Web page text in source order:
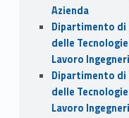
Azienda
Dipartimento di
delle
Lavoro
Dipartimento di
delle
Lavoro